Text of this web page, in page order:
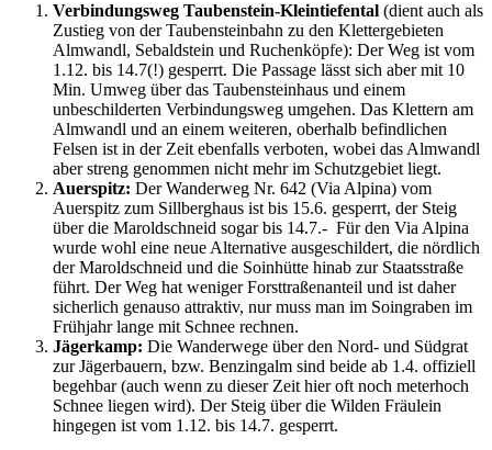
Verbindungsweg Taubenstein-Kleintiefental (dient auch als
Zustieg von der Taubensteinbahn zu den Klettergebieten
Almwandl, Sebaldstein und Ruchenköpfe): Der Weg ist vom
1.12. bis 14.7(!) gesperrt. Die Passage lässt sich aber mit 10
Min. Umweg über das Taubensteinhaus und einem
unbeschilderten Verbindungsweg umgehen. Das Klettern am
Almwandl und an einem weiteren, oberhalb befindlichen
Felsen ist in der Zeit ebenfalls verboten, wobei das Almwandl
aber streng genommen nicht mehr im Schutzgebiet liegt.
Auerspitz: Der Wanderweg Nr. 642 (Via Alpina) vom
Auerspitz zum Sillberghaus ist bis 15.6. gesperrt, der Steig
über die Maroldschneid sogar bis 14.7.- Für den Via Alpina
wurde wohl eine neue Alternative ausgeschildert, die nördlich
der Maroldschneid und die Soinhütte hinab zur Staatsstraße
führt. Der Weg hat weniger Forsttraßenanteil und ist daher
sicherlich genauso attraktiv, nur muss man im Soingraben im
Frühjahr lange mit Schnee rechnen.
Jägerkamp: Die Wanderwege über den Nord- und Südgrat
zur Jägerbauern, bzw. Benzingalm sind beide ab 1.4. offiziell
begehbar (auch wenn zu dieser Zeit hier oft noch meterhoch
Schnee liegen wird). Der Steig über die Wilden Fräulein
hingegen ist vom 1.12. bis 14.7. gesperrt.